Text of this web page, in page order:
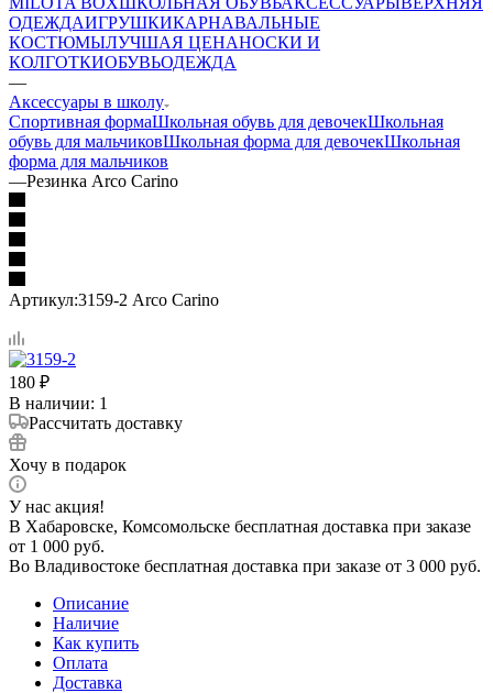
ОДЕЖДАИГРУШКИКАРНАВАЛЬНЫЕ
КОСТЮМЫЛУЧШАЯ ЦЕНАНОСКИ И
КОЛГОТКИОБУВЬОДЕЖДА
—
Аксессуары в школу
Спортивная формаШкольная обувь для девочекШкольная
обувь для мальчиковШкольная форма для девочекШкольная
форма для мальчиков
—Резинка Arco Carino
Артикул:3159-2 Arco Carino
180 ₽
В наличии: 1
Рассчитать доставку
Хочу в подарок
У нас акция!
В Хабаровске, Комсомольске бесплатная доставка при заказе
от 1 000 руб.
Во Владивостоке бесплатная доставка при заказе от 3 000 руб.
Описание
Наличие
Как купить
Оплата
Доставка